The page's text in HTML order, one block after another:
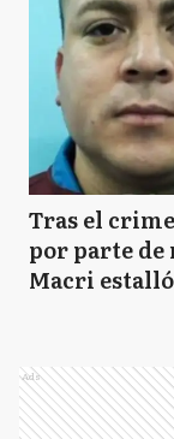
Tras el
por parte
Macri
Ads